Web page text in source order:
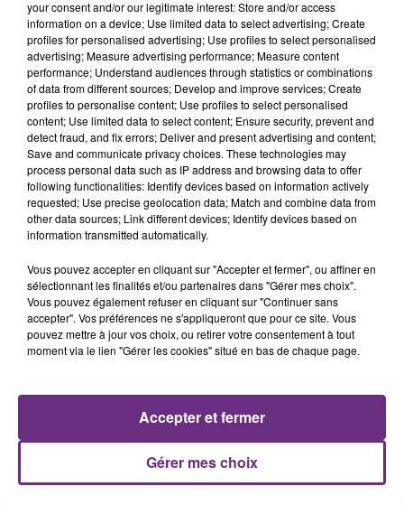
fermer ses portes.
TITRES DIFFUSÉS
9h16
9h16
ANGELE & JUSTICE
What You Want
9h08
9h08
ZAHO & MC SOLAAR
Comme Caroline
9h05
9h05 9h01
9h01
your consent and/or our legitimate interest: Store and/or access
information on a device; Use limited data to select advertising; Create
profiles for personalised advertising; Use profiles to select personalised
advertising; Measure advertising performance; Measure content
performance; Understand audiences through statistics or combinations
of data from different sources; Develop and improve services; Create
profiles to personalise content; Use profiles to select personalised
content; Use limited data to select content; Ensure security, prevent and
detect fraud, and fix errors; Deliver and present advertising and content;
Save and communicate privacy choices. These technologies may
process personal data such as IP address and browsing data to offer
following functionalities: Identify devices based on information actively
requested; Use precise geolocation data; Match and combine data from
other data sources; Link different devices; Identify devices based on
information transmitted automatically.
Vous pouvez accepter en cliquant sur "Accepter et fermer", ou affiner en
sélectionnant les finalités et/ou partenaires dans "Gérer mes choix".
Vous pouvez également refuser en cliquant sur "Continuer sans
accepter". Vos préférences ne s'appliqueront que pour ce site. Vous
pouvez mettre à jour vos choix, ou retirer votre consentement à tout
moment via le lien "Gérer les cookies" situé en bas de chaque page.
Gérer mes choix
Accepter et fermer